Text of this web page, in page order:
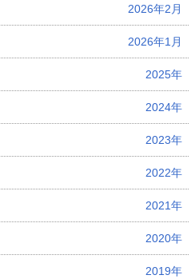
2026年2月
2026年1月
2025年
2024年
2023年
2022年
2021年
2020年
2019年